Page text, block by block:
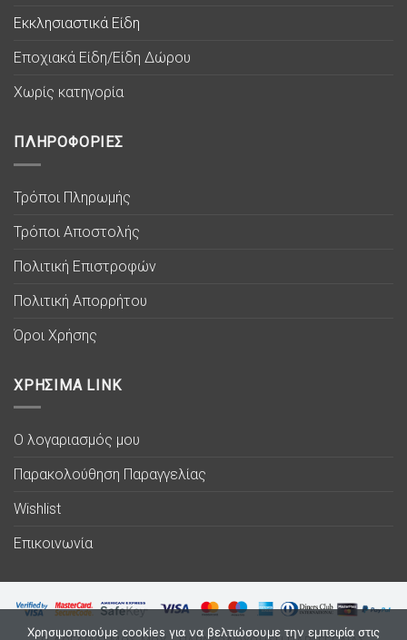
Εκκλησιαστικά Είδη
Εποχιακά Είδη/Είδη Δώρου
Χωρίς κατηγορία
ΠΛΗΡΟΦΟΡΙΕΣ
Τρόποι Πληρωμής
Τρόποι Αποστολής
Πολιτική Επιστροφών
Πολιτική Απορρήτου
Όροι Χρήσης
ΧΡΗΣΙΜΑ LINK
Ο λογαριασμός μου
Παρακολούθηση Παραγγελίας
Wishlist
Επικοινωνία
Χρησιμοποιούμε cookies για να βελτιώσουμε την εμπειρία στις